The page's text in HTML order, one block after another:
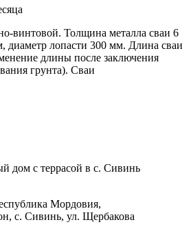
винтовой. Толщина металла сваи 6
диаметр лопасти 300 мм. Длина сваи
длины после заключения
грунта). Сваи
дом с террасой в с. Сивинь
Мордовия,
с. Сивинь, ул. Щербакова